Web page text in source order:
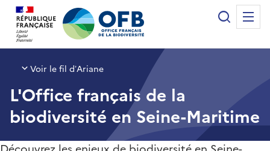
Office français de la biodiversité
Recherche
Voir le fil d’Ariane
L'Office français de la
biodiversité en Seine-Maritime
Panneau de gestion des cookies